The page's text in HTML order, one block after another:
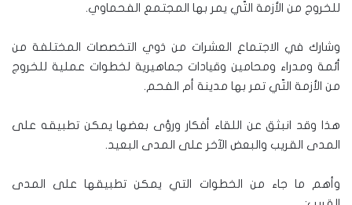
للخروج من الأزمة التّي يمر بها المجتمع الفحماوي.
وشارك في الاجتماع العشرات من ذوي التخصصات المختلفة من
أئمة ومدراء ومحامين وقيادات جماهيرية لخطوات عملية للخروج
من الأزمة التّي تمر بها مدينة أم الفحم.
هذا وقد انبثق عن اللقاء أفكار ورؤى بعضها يمكن تطبيقه على
المدى القريب والبعض الآخر على المدى البعيد.
وأهم ما جاء من الخطوات التي يمكن تطبيقها على المدى